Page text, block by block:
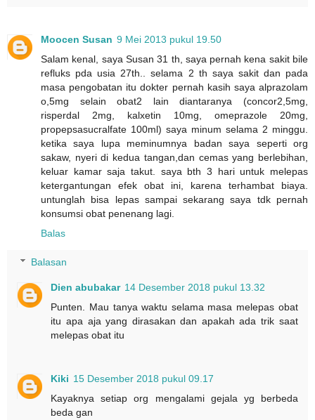
Moocen Susan 9 Mei 2013 pukul 19.50
Salam kenal, saya Susan 31 th, saya pernah kena sakit bile
refluks pda usia 27th.. selama 2 th saya sakit dan pada
masa pengobatan itu dokter pernah kasih saya alprazolam
o,5mg selain obat2 lain diantaranya (concor2,5mg,
risperdal 2mg, kalxetin 10mg, omeprazole 20mg,
propepsasucralfate 100ml) saya minum selama 2 minggu.
ketika saya lupa meminumnya badan saya seperti org
sakaw, nyeri di kedua tangan,dan cemas yang berlebihan,
keluar kamar saja takut. saya bth 3 hari untuk melepas
ketergantungan efek obat ini, karena terhambat biaya.
untunglah bisa lepas sampai sekarang saya tdk pernah
konsumsi obat penenang lagi.
Balas
Balasan
Dien abubakar 14 Desember 2018 pukul 13.32
Punten. Mau tanya waktu selama masa melepas obat
itu apa aja yang dirasakan dan apakah ada trik saat
melepas obat itu
Kiki 15 Desember 2018 pukul 09.17
Kayaknya setiap org mengalami gejala yg berbeda
beda gan